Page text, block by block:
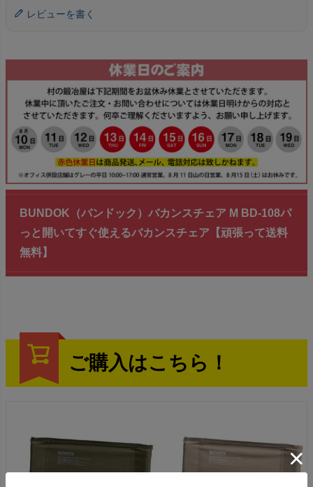
レビューを書く
BUNDOK（バンドック）バカンスチェア M BD-108パ
っと開いてすぐ使えるバカンスチェア【頑張って送料
無料】
ご購入はこちら！